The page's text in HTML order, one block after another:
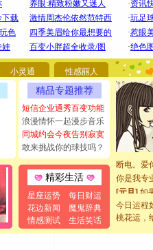
小灵通 性感丽人
精品专题推荐
短信企业通秀百变功能
浪漫情怀一起漫步音乐
同城约会今夜告别寂寞
敢来挑战你的球技吗？
精彩生活
星座运势
每日财运
花边新闻
魔鬼辞典
情感测试
生活笑话
[圣诞节]
你太多
要平安！
[圣诞节]
能正大光
都要快乐
[圣诞节]
如意,快
[元旦]看
断电。爱
你是我专
[元旦] 如
起；二
离。水晶
今日运程
桃花运，